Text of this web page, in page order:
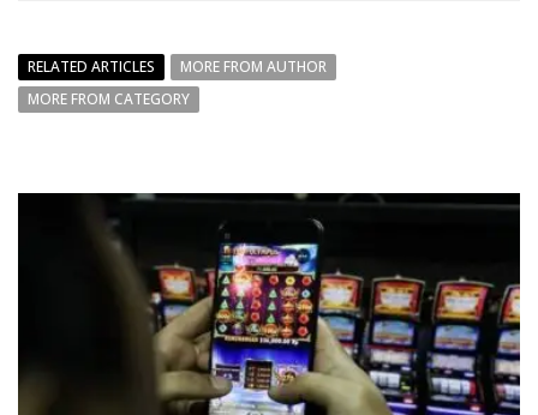
RELATED ARTICLES
MORE FROM AUTHOR
MORE FROM CATEGORY